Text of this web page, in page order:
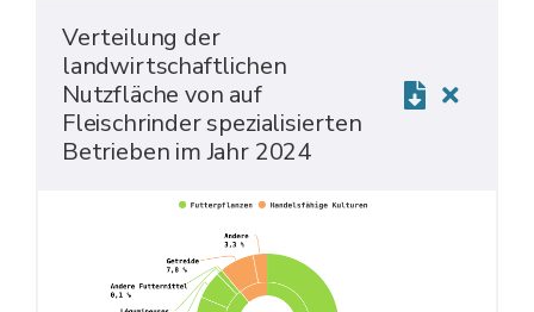
Verteilung der
landwirtschaftlichen
Nutzfläche von auf
Fleischrinder spezialisierten
Betrieben im Jahr 2024